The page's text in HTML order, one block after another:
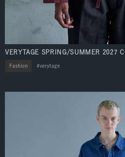
VERYTAGE SPRING/SUMMER 2027
Fashion verytage